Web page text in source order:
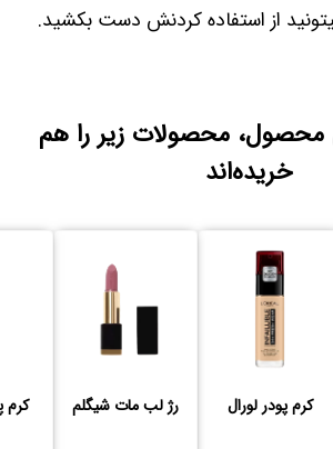
از استفاده کردنش دست بکشید.
محصول، محصولات زیر را هم
خریده‌اند
کرم پودر لورال رژ لب مات شیگلم کرم